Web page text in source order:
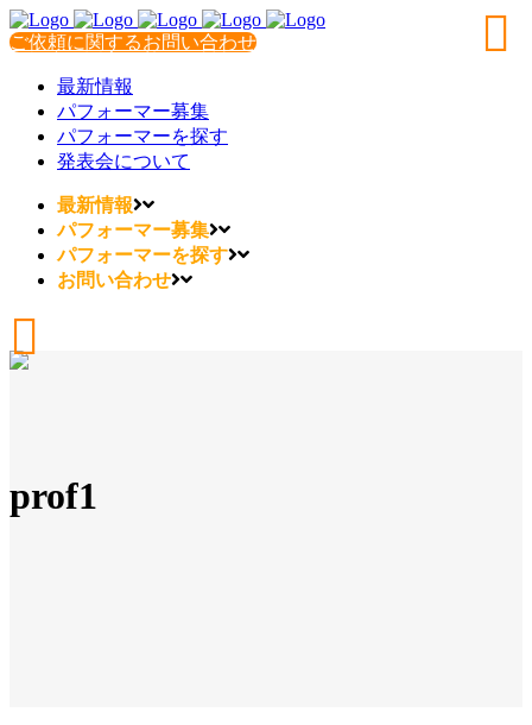
ご依頼に関するお問い合わせ
最新情報
パフォーマー募集
パフォーマーを探す
発表会について
最新情報
パフォーマー募集
パフォーマーを探す
お問い合わせ
prof1